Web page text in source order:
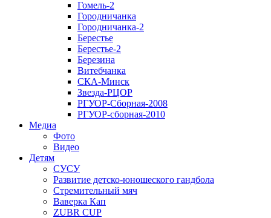
Гомель-2
Городничанка
Городничанка-2
Берестье
Берестье-2
Березина
Витебчанка
СКА-Минск
Звезда-РЦОР
РГУОР-Сборная-2008
РГУОР-сборная-2010
Медиа
Фото
Видео
Детям
СУСУ
Развитие детско-юношеского гандбола
Стремительный мяч
Ваверка Кап
ZUBR CUP